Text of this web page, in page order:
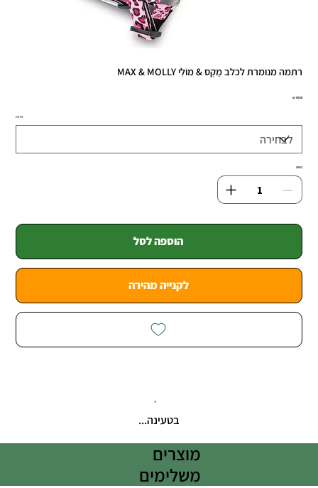
רתמה מנומרת לכלב מַקְס & מוֹלִי MAX & MOLLY
מחיר‏69.00 ‏₪
מידה
כמות
הוספה לסל
לקנייה מהירה
בטעינה...
מוצרים
משלימים